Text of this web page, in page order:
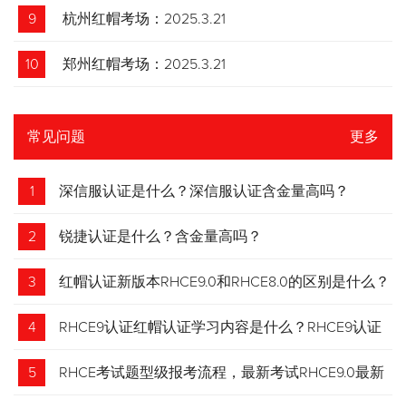
9 杭州红帽考场：2025.3.21
10 郑州红帽考场：2025.3.21
常见问题 更多
1 深信服认证是什么？深信服认证含金量高吗？
2 锐捷认证是什么？含金量高吗？
3 红帽认证新版本RHCE9.0和RHCE8.0的区别是什么？
4 RHCE9认证红帽认证学习内容是什么？RHCE9认证
介绍
5 RHCE考试题型级报考流程，最新考试RHCE9.0最新